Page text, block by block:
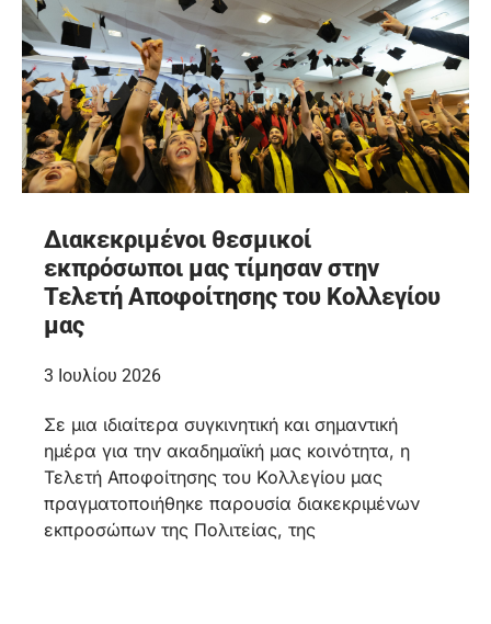
Διακεκριμένοι θεσμικοί
εκπρόσωποι μας τίμησαν στην
Τελετή Αποφοίτησης του Κολλεγίου
μας
3 Ιουλίου 2026
Σε μια ιδιαίτερα συγκινητική και σημαντική
ημέρα για την ακαδημαϊκή μας κοινότητα, η
Τελετή Αποφοίτησης του Κολλεγίου μας
πραγματοποιήθηκε παρουσία διακεκριμένων
εκπροσώπων της Πολιτείας, της